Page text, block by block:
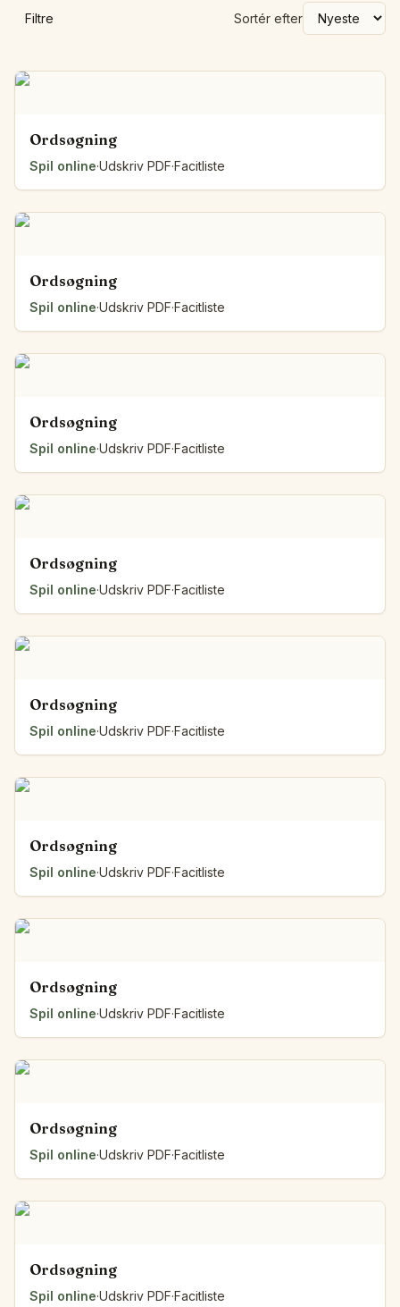
Filtre Sortér efter
Ordsøgning
Spil online·Udskriv PDF·Facitliste
Ordsøgning
Spil online·Udskriv PDF·Facitliste
Ordsøgning
Spil online·Udskriv PDF·Facitliste
Ordsøgning
Spil online·Udskriv PDF·Facitliste
Ordsøgning
Spil online·Udskriv PDF·Facitliste
Ordsøgning
Spil online·Udskriv PDF·Facitliste
Ordsøgning
Spil online·Udskriv PDF·Facitliste
Ordsøgning
Spil online·Udskriv PDF·Facitliste
Ordsøgning
Spil online·Udskriv PDF·Facitliste